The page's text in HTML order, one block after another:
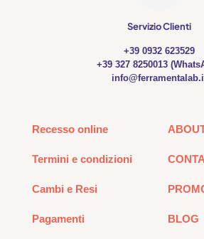
Servizio Clienti
+39 0932 623529
+39 327 8250013
Recesso online
Termini e condizioni
Cambi e Resi
Pagamenti BLOG